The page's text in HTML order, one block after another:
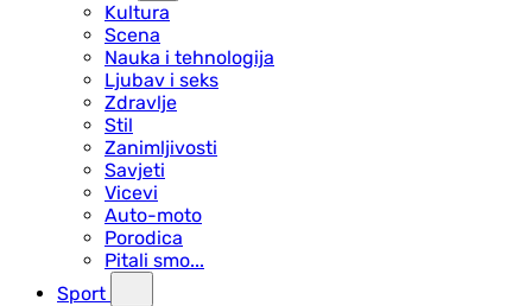
Kultura
Scena
Nauka i tehnologija
Ljubav i seks
Zdravlje
Stil
Zanimljivosti
Savjeti
Vicevi
Auto-moto
Porodica
Pitali smo...
Sport